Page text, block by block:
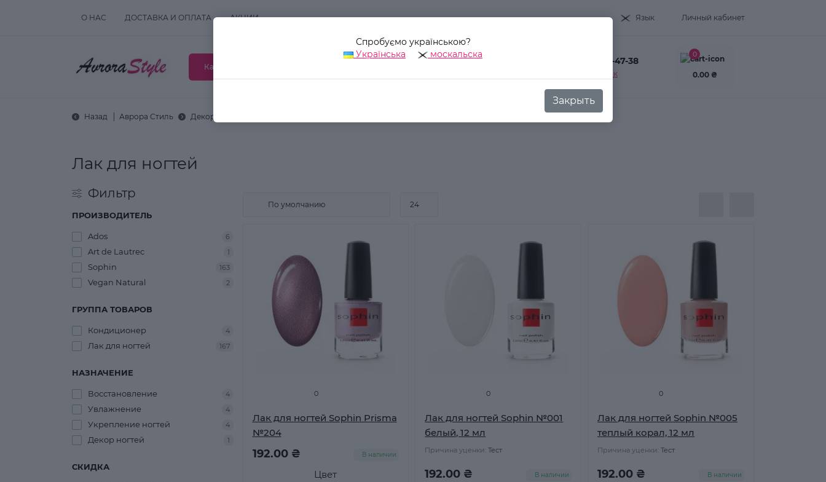
О НАС ДОСТАВКА И ОПЛАТА АКЦИИ Язык Личный кабинет
Каталог товаров
+38(093) 995-47-38
Заказать звонок
0
0.00 ₴
Назад Аврора Стиль Декоративная косметика
Спробуємо українською?
Українська
москальска
Закрыть
Лак для ногтей
Фильтр
ПРОИЗВОДИТЕЛЬ
Ados 6
Art de Lautrec 1
Sophin 163
Vegan Natural 2
ГРУППА ТОВАРОВ
Кондиционер 4
Лак для ногтей 167
НАЗНАЧЕНИЕ
Восстановление 4
Увлажнение 4
Укрепление ногтей 4
Декор ногтей 1
СКИДКА
0
Лак для ногтей Sophin Prisma
№204
Цвет
192.00 ₴ В наличии
0
Лак для ногтей Sophin №001
белый, 12 мл
Причина уценки: Тест
192.00 ₴ В наличии
0
Лак для ногтей Sophin №005
теплый корал, 12 мл
Причина уценки: Тест
192.00 ₴ В наличии